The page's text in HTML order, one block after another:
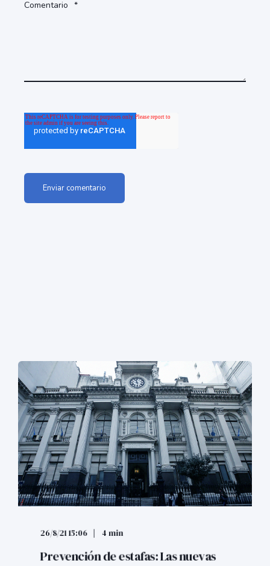
Comentario *
26/8/21 15:06 4 min
Prevención de estafas: Las nuevas